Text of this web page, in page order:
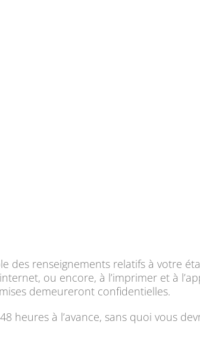
des renseignements relatifs à votre
ou encore, à l’imprimer et à
demeureront confidentielles.
à l’avance, sans quoi vous